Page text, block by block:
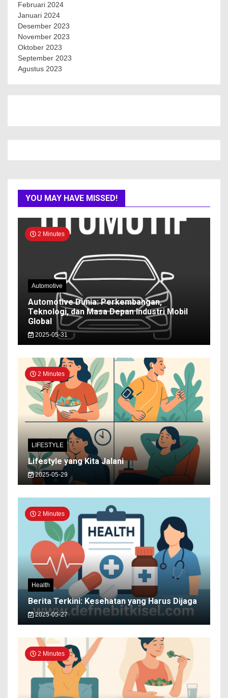
Februari 2024
Januari 2024
Desember 2023
November 2023
Oktober 2023
September 2023
Agustus 2023
YOU MAY HAVE MISSED!
2 Minutes
Automotive
Automotive Dunia: Perkembangan,
Teknologi, dan Masa Depan Industri Mobil
Global
2025-05-31
2 Minutes
LIFESTYLE
Lifestyle yang Kita Jalani
2025-05-29
2 Minutes
Health
Berita Terkini: Kesehatan yang Harus Dijaga
2025-05-27
2 Minutes